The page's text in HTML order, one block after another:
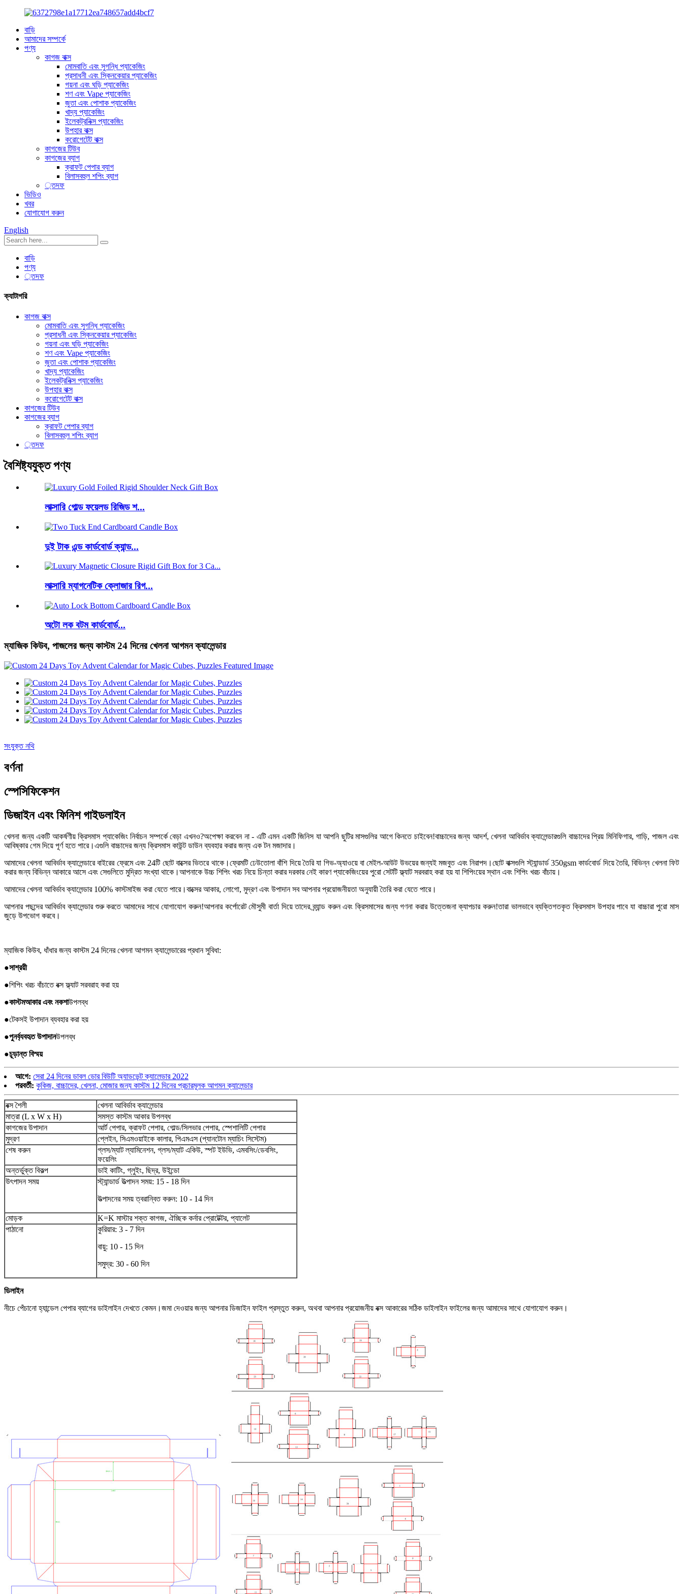
বাড়ি
আমাদের সম্পর্কে
পণ্য
কাগজ বাক্স
মোমবাতি এবং সুগন্ধি প্যাকেজিং
প্রসাধনী এবং স্কিনকেয়ার প্যাকেজিং
গয়না এবং ঘড়ি প্যাকেজিং
শণ এবং Vape প্যাকেজিং
জুতা এবং পোশাক প্যাকেজিং
খাদ্য প্যাকেজিং
ইলেকট্রনিক্স প্যাকেজিং
উপহার বাক্স
করোগেটেট বাক্স
কাগজের টিউব
কাগজের ব্যাগ
ক্রাফট পেপার ব্যাগ
বিলাসবহুল শপিং ব্যাগ
্তদফ
ভিডিও
খবর
যোগাযোগ করুন
English
বাড়ি
পণ্য
্তদফ
ক্যাটাগরি
কাগজ বাক্স
মোমবাতি এবং সুগন্ধি প্যাকেজিং
প্রসাধনী এবং স্কিনকেয়ার প্যাকেজিং
গয়না এবং ঘড়ি প্যাকেজিং
শণ এবং Vape প্যাকেজিং
জুতা এবং পোশাক প্যাকেজিং
খাদ্য প্যাকেজিং
ইলেকট্রনিক্স প্যাকেজিং
উপহার বাক্স
করোগেটেট বাক্স
কাগজের টিউব
কাগজের ব্যাগ
ক্রাফট পেপার ব্যাগ
বিলাসবহুল শপিং ব্যাগ
্তদফ
বৈশিষ্ট্যযুক্ত পণ্য
লাক্সারি গোল্ড ফয়েলড রিজিড শ...
দুই টাক এন্ড কার্ডবোর্ড ক্যান্ড...
লাক্সারি ম্যাগনেটিক ক্লোজার রিগ...
অটো লক বটম কার্ডবোর্ড...
ম্যাজিক কিউব, পাজলের জন্য কাস্টম 24 দিনের খেলনা আগমন ক্যালেন্ডার
সংযুক্ত নথি
বর্ণনা
স্পেসিফিকেশন
ডিজাইন এবং ফিনিশ গাইডলাইন
খেলনা জন্য একটি আকর্ষণীয় ক্রিসমাস প্যাকেজিং নির্বাচন সম্পর্কে বেড়া এখনও?অপেক্ষা করবেন না - এটি এমন একটি জিনিস যা আপনি ছুটির মাসগুলির আগে কিনতে চাইবেন!বাচ্চাদের জন্য আদর্শ, খেলনা আবির্ভাব ক্যালেন্ডারগুলি বাচ্চাদের প্রিয় মিনিফিগার, গাড়ি, পাজল এবং
আবিষ্কার গেম দিয়ে পূর্ণ হতে পারে।এগুলি বাচ্চাদের জন্য ক্রিসমাস কাউন্ট ডাউন ব্যবহার করার জন্য এক টন মজাদার।
আমাদের খেলনা আবির্ভাব ক্যালেন্ডারে বাইরের ফ্রেমে এবং 24টি ছোট বাক্সের ভিতরে থাকে।ফ্রেমটি ঢেউতোলা বাঁশি দিয়ে তৈরি যা গিভ-অ্যাওয়ে বা মেইল-আউট উভয়ের জন্যই মজবুত এবং নিরাপদ।ছোট বাক্সগুলি স্ট্যান্ডার্ড 350gsm কার্ডবোর্ড দিয়ে তৈরি, বিভিন্ন খেলনা ফিট
করার জন্য বিভিন্ন আকারে আসে এবং সেগুলিতে মুদ্রিত সংখ্যা থাকে।আপনাকে উচ্চ শিপিং খরচ নিয়ে চিন্তা করার দরকার নেই কারণ প্যাকেজিংয়ের পুরো সেটটি ফ্ল্যাট সরবরাহ করা হয় যা শিপিংয়ের স্থান এবং শিপিং খরচ বাঁচায়।
আমাদের খেলনা আবির্ভাব ক্যালেন্ডার 100% কাস্টমাইজ করা যেতে পারে।বাক্সের আকার, লোগো, মুদ্রণ এবং উপাদান সব আপনার প্রয়োজনীয়তা অনুযায়ী তৈরি করা যেতে পারে।
আপনার পছন্দের আবির্ভাব ক্যালেন্ডার শুরু করতে আমাদের সাথে যোগাযোগ করুন!আপনার কর্পোরেট মৌসুমী বার্তা দিয়ে তাদের ব্র্যান্ড করুন এবং ক্রিসমাসের জন্য গণনা করার উত্তেজনা ক্যাপচার করুন!তারা ভালভাবে ব্যক্তিগতকৃত ক্রিসমাস উপহার পাবে যা বাচ্চারা পুরো মাস
জুড়ে উপভোগ করবে।
ম্যাজিক কিউব, ধাঁধার জন্য কাস্টম 24 দিনের খেলনা আগমন ক্যালেন্ডারের প্রধান সুবিধা:
●সাশ্রয়ী
●শিপিং খরচ বাঁচাতে বক্স ফ্ল্যাট সরবরাহ করা হয়
●কাস্টমআকার এবং নকশাউপলব্ধ
●টেকসই উপাদান ব্যবহার করা হয়
●পুনর্ব্যবহৃত উপাদানউপলব্ধ
●চূড়ান্ত বিস্ময়
আগে: সেরা 24 দিনের ডাবল ডোর বিউটি অ্যাডভেন্ট ক্যালেন্ডার 2022
পরবর্তী: কুকিজ, বাচ্চাদের, খেলনা, মোজার জন্য কাস্টম 12 দিনের প্রচারমূলক আগমন ক্যালেন্ডার
বক্স শৈলী
খেলনা আবির্ভাব ক্যালেন্ডার
মাত্রা (L x W x H)
সমস্ত কাস্টম আকার উপলব্ধ
কাগজের উপাদান
আর্ট পেপার, ক্রাফট পেপার, গোল্ড/সিলভার পেপার, স্পেশালিটি পেপার
মুদ্রণ
প্লেইন, সিএমওয়াইকে কালার, পিএমএস (প্যানটোন ম্যাচিং সিস্টেম)
শেষ করুন
গ্লস/ম্যাট ল্যামিনেশন, গ্লস/ম্যাট একিউ, স্পট ইউভি, এমবসিং/ডেবসিং,
ফয়েলিং
অন্তর্ভুক্ত বিকল্প
ডাই কাটিং, গ্লুইং, ছিদ্র, উইন্ডো
উৎপাদন সময়
স্ট্যান্ডার্ড উত্পাদন সময়: 15 - 18 দিন
উত্পাদনের সময় ত্বরান্বিত করুন: 10 - 14 দিন
মোড়ক
K=K মাস্টার শক্ত কাগজ, ঐচ্ছিক কর্নার প্রোটেক্টর, প্যালেট
পাঠানো
কুরিয়ার: 3 - 7 দিন
বায়ু: 10 - 15 দিন
সমুদ্র: 30 - 60 দিন
ডিলাইন
নীচে পেঁচানো হ্যান্ডেল পেপার ব্যাগের ডাইলাইন দেখতে কেমন।জমা দেওয়ার জন্য আপনার ডিজাইন ফাইল প্রস্তুত করুন, অথবা আপনার প্রয়োজনীয় বক্স আকারের সঠিক ডাইলাইন ফাইলের জন্য আমাদের সাথে যোগাযোগ করুন।